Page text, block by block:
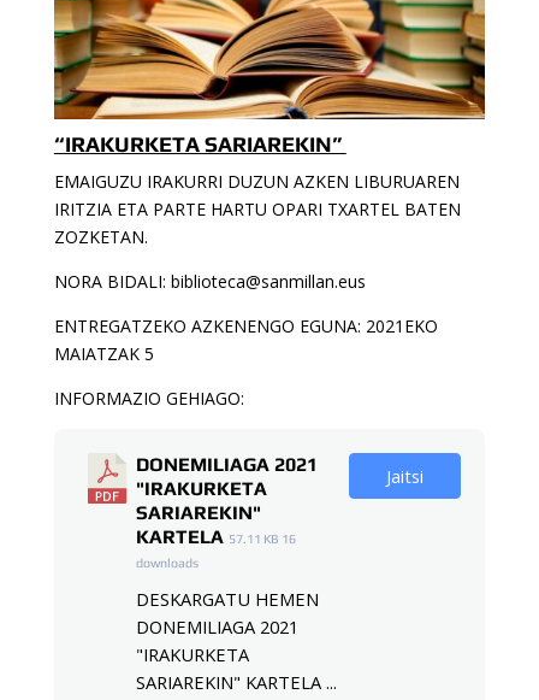
“IRAKURKETA SARIAREKIN”
EMAIGUZU IRAKURRI DUZUN AZKEN LIBURUAREN
IRITZIA ETA PARTE HARTU OPARI TXARTEL BATEN
ZOZKETAN.
NORA BIDALI: biblioteca@sanmillan.eus
ENTREGATZEKO AZKENENGO EGUNA: 2021EKO
MAIATZAK 5
INFORMAZIO GEHIAGO:
DONEMILIAGA 2021
"IRAKURKETA
SARIAREKIN"
KARTELA 57.11 KB 16
downloads
DESKARGATU HEMEN
DONEMILIAGA 2021
"IRAKURKETA
SARIAREKIN" KARTELA ...
Jaitsi